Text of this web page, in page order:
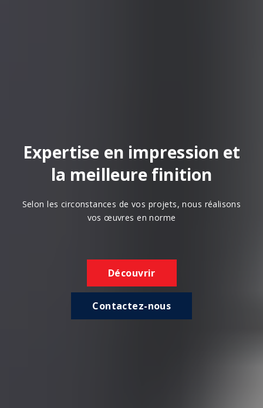
Expertise en impression et
la meilleure finition
Selon les circonstances de vos projets, nous réalisons
vos œuvres en norme
Découvrir
Contactez-nous